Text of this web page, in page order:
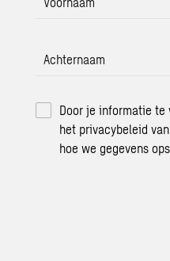
Achternaam
Door je informatie
het privacybeleid
hoe we gegevens